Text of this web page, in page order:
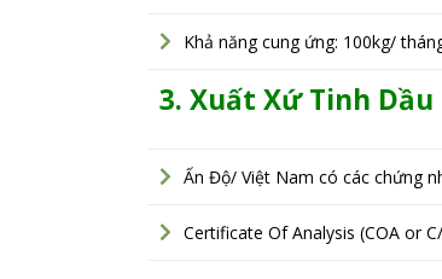
Khả năng cung ứng: 100kg/
3. Xuất Xứ Tinh Dầu
Ấn Độ/ Việt Nam có các chứng
Certificate Of Analysis (COA or